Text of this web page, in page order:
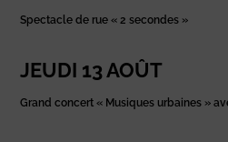
Spectacle de rue « 2 secondes »
JEUDI 13 AOÛT
Grand concert « Musiques urbaines »